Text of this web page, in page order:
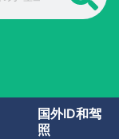
国外ID和驾
照